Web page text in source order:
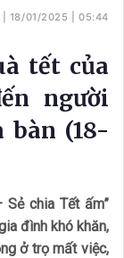
18/01/2025 |05:44
tết của
người
(18-
chia Tết ấm”
đình khó khăn,
ở trọ mất việc,